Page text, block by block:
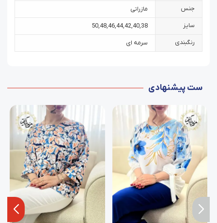
جنس مازراتی
سایز 38
,
40
,
42
,
44
,
46
,
48
,
50
رنگبندی سرمه ای
ست پیشنهادی